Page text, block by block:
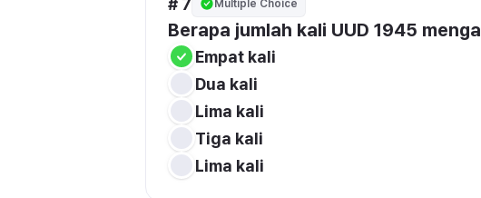
Multiple Choice
Berapa jumlah kali UUD 1945
Empat kali
Dua kali
Lima kali
Tiga kali
Lima kali